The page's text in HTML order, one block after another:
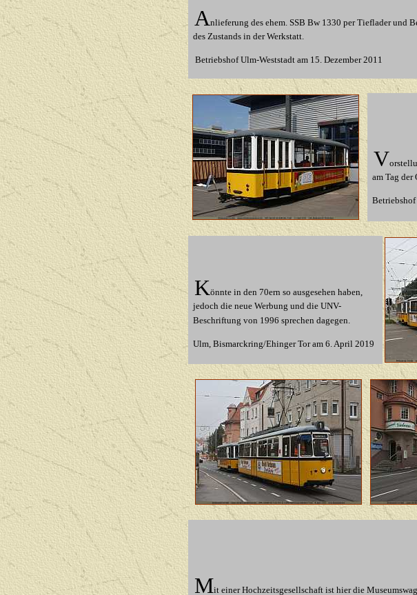
Anlieferung des ehem. SSB Bw 1330 per Tieflader und
des Zustands in der Werkstatt.
Betriebshof Ulm-Weststadt am 15. Dezember 2011
V
am Tag
Könnte in den 70ern so ausgesehen haben,
jedoch die neue Werbung und die UNV-
Beschriftung von 1996 sprechen dagegen.
Ulm, Bismarckring/Ehinger Tor am 6. April 2019
Mit einer Hochzeitsgesellschaft ist hier die